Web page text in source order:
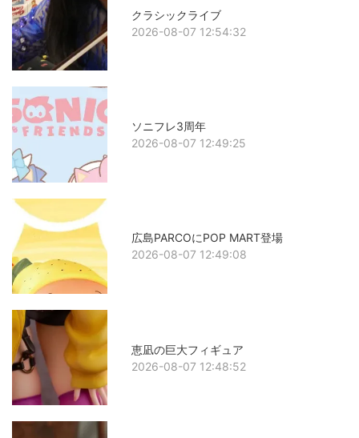
クラシックライブ
2026-08-07 12:54:32
ソニフレ3周年
2026-08-07 12:49:25
広島PARCOにPOP MART登場
2026-08-07 12:49:08
恵凪の巨大フィギュア
2026-08-07 12:48:52